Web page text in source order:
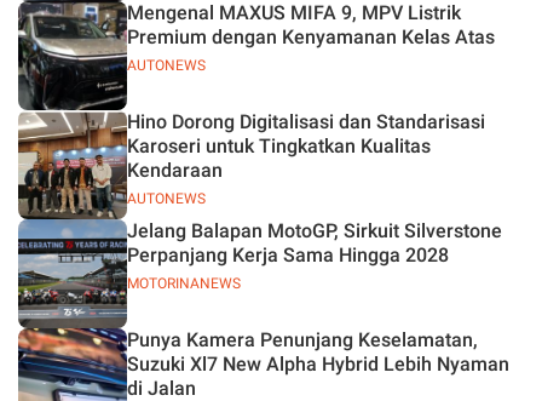
AUTONEWS
Mengenal MAXUS MIFA 9, MPV Listrik
Premium dengan Kenyamanan Kelas Atas
AUTONEWS
Hino Dorong Digitalisasi dan Standarisasi
Karoseri untuk Tingkatkan Kualitas
Kendaraan
MOTORINANEWS
Jelang Balapan MotoGP, Sirkuit Silverstone
Perpanjang Kerja Sama Hingga 2028
Punya Kamera Penunjang Keselamatan,
Suzuki Xl7 New Alpha Hybrid Lebih Nyaman
di Jalan